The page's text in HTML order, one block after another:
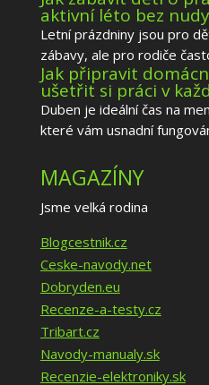
aktivní léto bez nudy
Letní prázdniny jsou pro
zábavy, ale pro rodiče
Jak připravit
ušetřit si práci v
Duben je ideální čas na
které vám usnadní
MAGAZÍNY
Jsme velká rodina
Blogcestnik.cz
Ceske-navody.net
Dobryden.eu
Recenze-a-testy.cz
Tribart.cz
Navody-manualy.sk
Recenzie-elektroniky.sk